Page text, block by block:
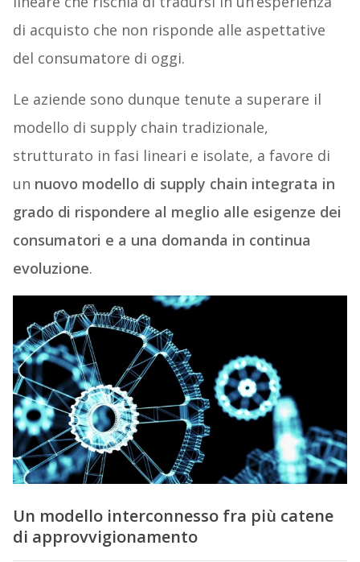
di acquisto che non risponde alle aspettative
del consumatore di oggi.
Le aziende sono dunque tenute a superare il
modello di supply chain tradizionale,
strutturato in fasi lineari e isolate, a favore di
un nuovo modello di supply chain integrata in
grado di rispondere al meglio alle esigenze dei
consumatori e a una domanda in continua
evoluzione.
Un modello interconnesso fra più catene
di approvvigionamento